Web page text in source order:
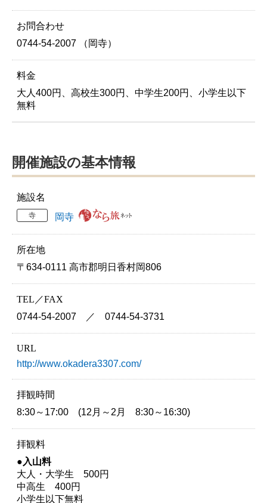
お問合わせ
0744-54-2007 （岡寺）
料金
大人400円、高校生300円、中学生200円、小学生以下
無料
開催施設の基本情報
施設名
寺 岡寺
所在地
〒634-0111 高市郡明日香村岡806
TEL／FAX
0744-54-2007 ／ 0744-54-3731
URL
http://www.okadera3307.com/
拝観時間
8:30～17:00 (12月～2月 8:30～16:30)
拝観料
●入山料
大人・大学生 500円
中高生 400円
小学生以下無料